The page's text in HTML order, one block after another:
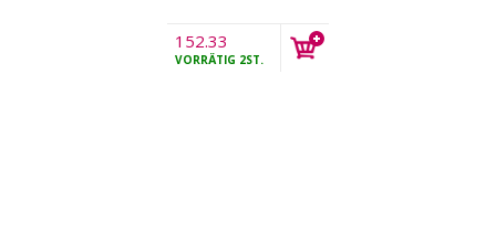
152.33
€ MwSt.
VORRÄTIG 2ST.